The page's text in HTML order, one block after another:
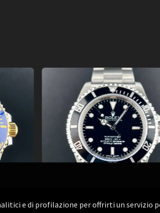
e di profilazione per offrirti un servizio